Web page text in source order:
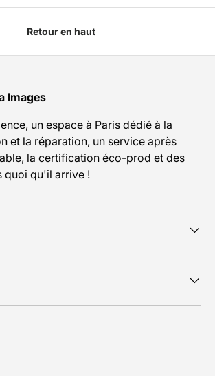
Retour en haut
Images
un espace à Paris dédié à la
et la réparation, un service après
la certification éco-prod et des
quoi qu'il arrive !